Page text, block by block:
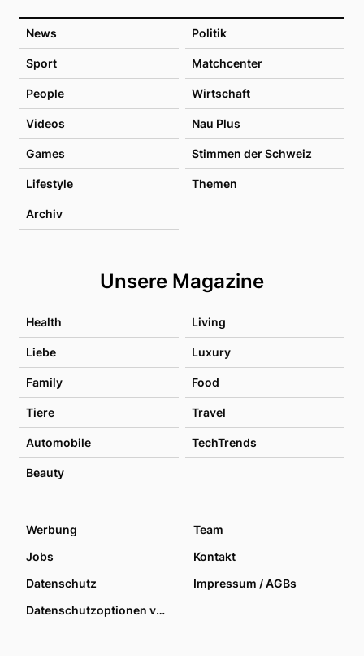
News Politik
Sport Matchcenter
People Wirtschaft
Videos Nau Plus
Games Stimmen der Schweiz
Lifestyle Themen
Archiv
Unsere Magazine
Health Living
Liebe Luxury
Family Food
Tiere Travel
Automobile TechTrends
Beauty
Werbung
Team
Jobs
Kontakt
Datenschutz
Impressum / AGBs
Datenschutzoptionen verwalten